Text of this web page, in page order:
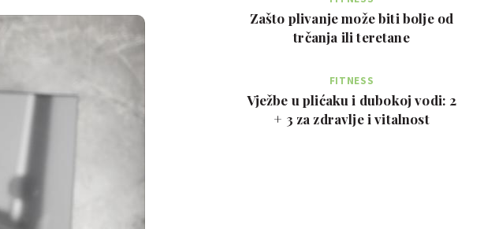
Zašto plivanje može biti bolje od
trčanja ili teretane
FITNESS
Vježbe u plićaku i dubokoj vodi: 2
+ 3 za zdravlje i vitalnost